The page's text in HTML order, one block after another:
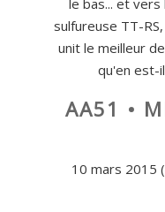
sulfureuse TT-
unit le meilleur
qu'en est-
AA51 •
10 mars 2015